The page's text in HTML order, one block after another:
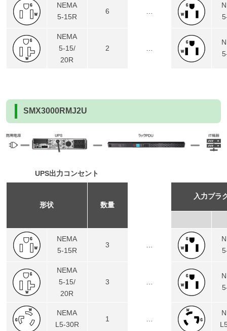
NEMA
5-15R
6 …
NEMA
5-15/
20R
2 …
SMX3000RMJ2U
UPS出力コンセント
形状 数量
入力プラ
NEMA
5-15R
3
NEMA
5-15/
20R
3
NEMA
L5-30R
1